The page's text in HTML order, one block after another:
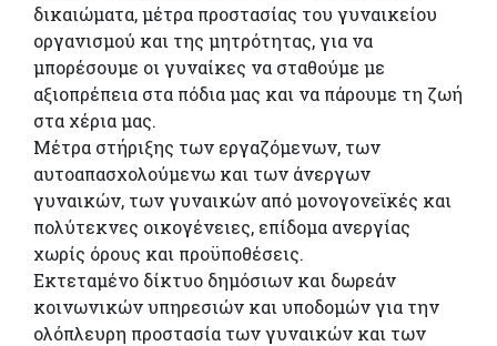
δικαιώματα, μέτρα προστασίας του γυναικείου
οργανισμού και της μητρότητας, για να
μπορέσουμε οι γυναίκες να σταθούμε με
αξιοπρέπεια στα πόδια μας και να πάρουμε τη ζωή
στα χέρια μας.
Μέτρα στήριξης των εργαζόμενων, των
αυτοαπασχολούμενω και των άνεργων
γυναικών, των γυναικών από μονογονεϊκές και
πολύτεκνες οικογένειες, επίδομα ανεργίας
χωρίς όρους και προϋποθέσεις.
Εκτεταμένο δίκτυο δημόσιων και δωρεάν
κοινωνικών υπηρεσιών και υποδομών για την
ολόπλευρη προστασία των γυναικών και των